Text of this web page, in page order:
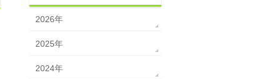
2026年
2025年
2024年